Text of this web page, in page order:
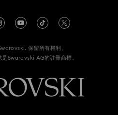
保留所有權利。
是Swarovski AG的註冊商標。